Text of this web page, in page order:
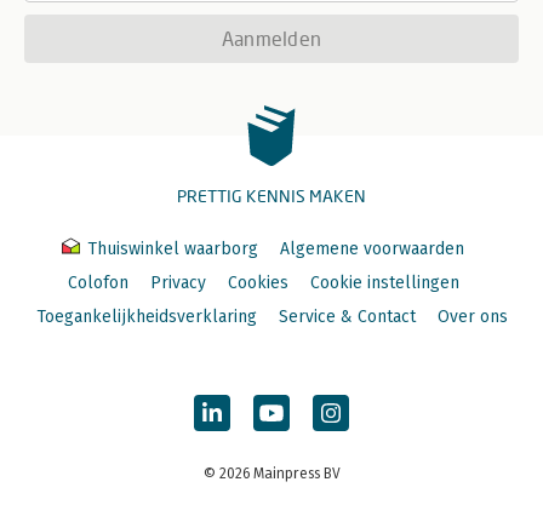
Aanmelden
PRETTIG KENNIS MAKEN
Thuiswinkel waarborg
Algemene voorwaarden
Colofon
Privacy Cookies
Cookie instellingen
Toegankelijkheidsverklaring
Service & Contact Over ons
© 2026 Mainpress BV